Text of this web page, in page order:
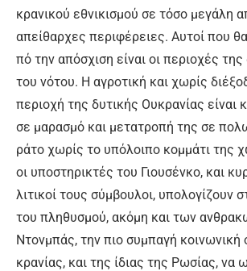
κρα­νι­κού ε­θνι­κι­σμού σε τό­σο με­γά­λη
α­πεί­θαρ­χες πε­ρι­φέ­ρειες. Αυ­τοί που
πό την α­πό­σχι­ση εί­ναι οι πε­ριο­χές
του νό­του. Η α­γρο­τι­κή και χω­ρίς
πε­ριο­χή της δυ­τι­κής Ου­κρα­νί­ας εί­ναι
σε μα­ρα­σμό και με­τα­τρο­πή της σε
ρά­το χω­ρίς το υ­πό­λοι­πο κομ­μά­τι της
οι υ­πο­στη­ρι­κτές του Γιου­σέν­κο, και
λι­τι­κοί τους σύμ­βου­λοι, υ­πο­λο­γί­ζουν
του πλη­θυ­σμού, α­κό­μη και των
Ντον­μπάς, την πιο συ­μπα­γή
κρα­νί­ας, και της ί­διας της Ρω­σί­ας,